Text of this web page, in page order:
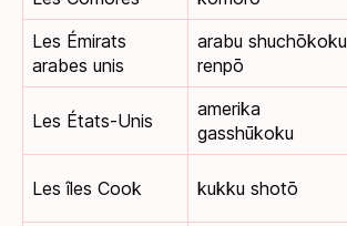
Les Émirats
arabes unis
arabu shuchōkoku
renpō
Les États-Unis
amerika
gasshūkoku
Les îles Cook kukku shotō